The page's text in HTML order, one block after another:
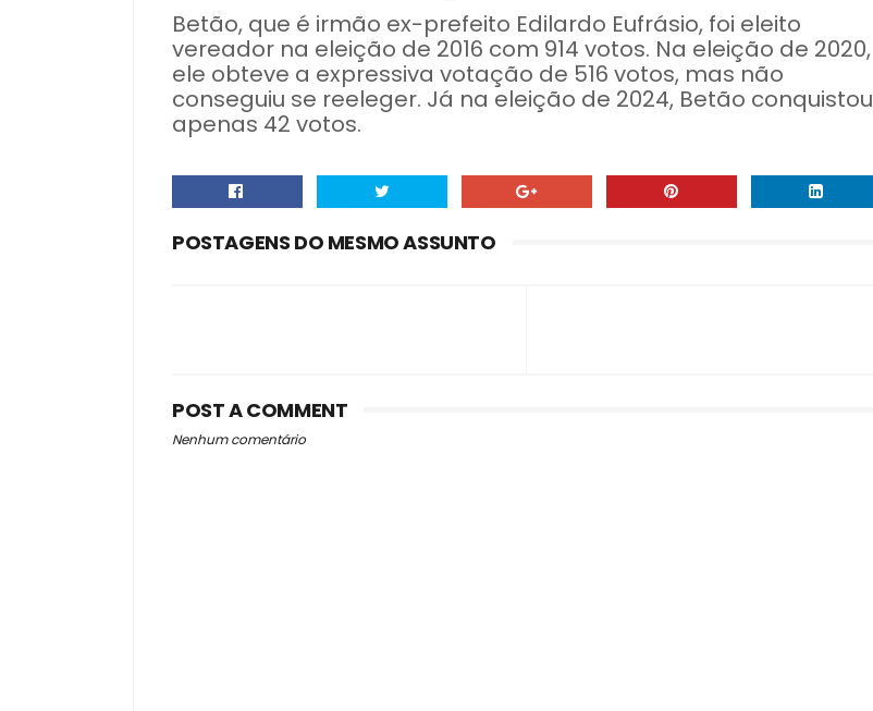
Betão, que é irmão ex-prefeito Edilardo Eufrásio, foi eleito
vereador na eleição de 2016 com 914 votos. Na eleição de 2020,
ele obteve a expressiva votação de 516 votos, mas não
conseguiu se reeleger. Já na eleição de 2024, Betão conquistou
apenas 42 votos.
POSTAGENS DO MESMO ASSUNTO
POST A COMMENT
Nenhum comentário